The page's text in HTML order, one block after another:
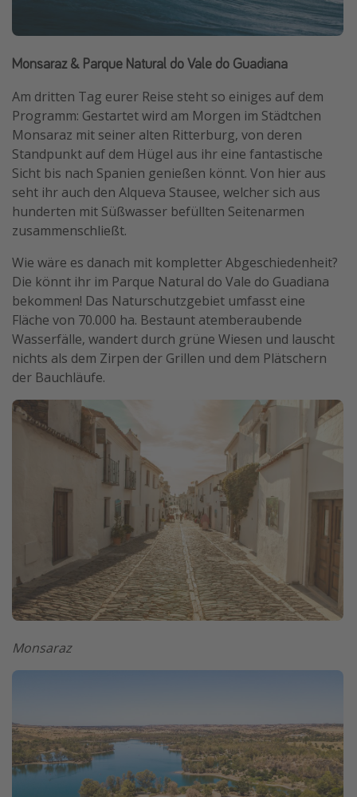
Monsaraz & Parque Natural do Vale do Guadiana
Am dritten Tag eurer Reise steht so einiges auf dem
Programm: Gestartet wird am Morgen im Städtchen
Monsaraz mit seiner alten Ritterburg, von deren
Standpunkt auf dem Hügel aus ihr eine fantastische
Sicht bis nach Spanien genießen könnt. Von hier aus
seht ihr auch den Alqueva Stausee, welcher sich aus
hunderten mit Süßwasser befüllten Seitenarmen
zusammenschließt.
Wie wäre es danach mit kompletter Abgeschiedenheit?
Die könnt ihr im Parque Natural do Vale do Guadiana
bekommen! Das Naturschutzgebiet umfasst eine
Fläche von 70.000 ha. Bestaunt atemberaubende
Wasserfälle, wandert durch grüne Wiesen und lauscht
nichts als dem Zirpen der Grillen und dem Plätschern
der Bauchläufe.
Monsaraz